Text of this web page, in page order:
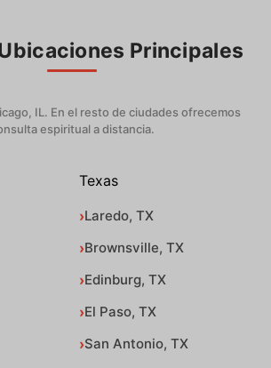
Principales
IL. En el resto de ciudades ofrecemos
espiritual a distancia.
Texas
Laredo, TX
Brownsville, TX
Edinburg, TX
El Paso, TX
San Antonio, TX